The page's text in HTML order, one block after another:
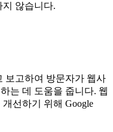
않습니다.
보고하여 방문자가 웹사
는 데 도움을 줍니다. 웹
선하기 위해 Google